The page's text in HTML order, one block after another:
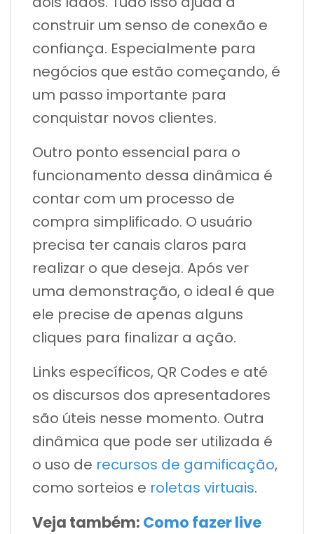
construir um senso de conexão e
confiança. Especialmente para
negócios que estão começando, é
um passo importante para
conquistar novos clientes.
Outro ponto essencial para o
funcionamento dessa dinâmica é
contar com um processo de
compra simplificado. O usuário
precisa ter canais claros para
realizar o que deseja. Após ver
uma demonstração, o ideal é que
ele precise de apenas alguns
cliques para finalizar a ação.
Links específicos, QR Codes e até
os discursos dos apresentadores
são úteis nesse momento. Outra
dinâmica que pode ser utilizada é
o uso de recursos de gamificação,
como sorteios e roletas virtuais.
Veja também: Como fazer live